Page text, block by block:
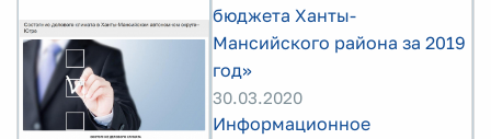
бюджета Ханты-
Мансийского района за 2019
год»
30.03.2020
Информационное